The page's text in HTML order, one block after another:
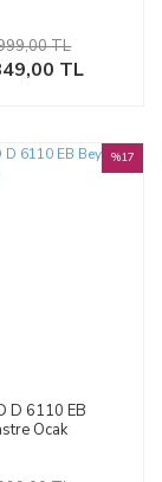
TL
TL
D 6110 EB
Ocak
%17